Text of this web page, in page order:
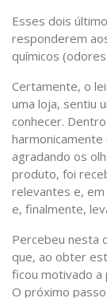
Esses dois
responderem
químicos
Certamente, o
uma loja, sentiu
conhecer.
agradando os
produto, foi
relevantes e,
e, finalmente,
Percebeu nesta
que, ao obter
ficou motivado
O próximo